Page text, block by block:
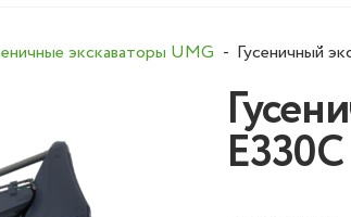
экскаваторы UMG Гусеничный
E330C